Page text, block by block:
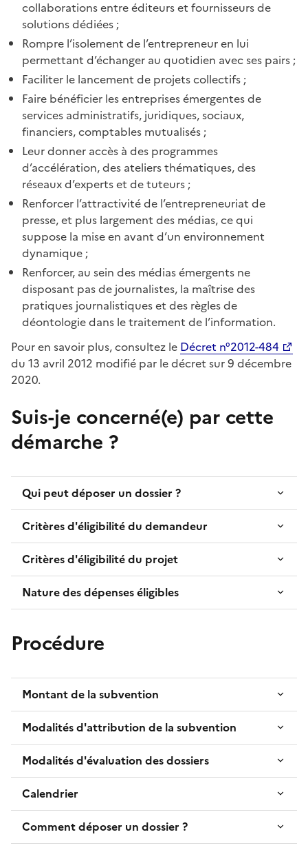
collaborations entre éditeurs et fournisseurs de
solutions dédiées ;
Rompre l’isolement de l’entrepreneur en lui
permettant d’échanger au quotidien avec ses pairs ;
Faciliter le lancement de projets collectifs ;
Faire bénéficier les entreprises émergentes de
services administratifs, juridiques, sociaux,
financiers, comptables mutualisés ;
Leur donner accès à des programmes
d’accélération, des ateliers thématiques, des
réseaux d’experts et de tuteurs ;
Renforcer l’attractivité de l’entrepreneuriat de
presse, et plus largement des médias, ce qui
suppose la mise en avant d’un environnement
dynamique ;
Renforcer, au sein des médias émergents ne
disposant pas de journalistes, la maîtrise des
pratiques journalistiques et des règles de
déontologie dans le traitement de l’information.
Pour en savoir plus, consultez le Décret n°2012-484
du 13 avril 2012 modifié par le décret sur 9 décembre
2020.
Suis-je concerné(e) par cette
démarche ?
Qui peut déposer un dossier ?
Critères d'éligibilité du demandeur
Critères d'éligibilité du projet
Nature des dépenses éligibles
Procédure
Montant de la subvention
Modalités d'attribution de la subvention
Modalités d'évaluation des dossiers
Calendrier
Comment déposer un dossier ?